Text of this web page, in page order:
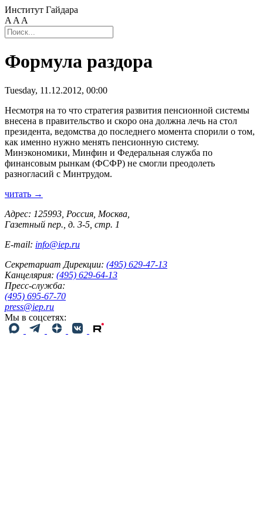
Институт Гайдара
A A A
Формула раздора
Tuesday, 11.12.2012, 00:00
Несмотря на то что стратегия развития пенсионной системы
внесена в правительство и скоро она должна лечь на стол
президента, ведомства до последнего момента спорили о том,
как именно нужно менять пенсионную систему.
Минэкономики, Минфин и Федеральная служба по
финансовым рынкам (ФСФР) не смогли преодолеть
разногласий с Минтрудом.
читать →
Адрес: 125993, Россия, Москва,
Газетный пер., д. 3-5, стр. 1
E-mail: info@iep.ru
Секретариат Дирекции: (495) 629-47-13
Канцелярия: (495) 629-64-13
Пресс-служба:
(495) 695-67-70
press@iep.ru
Мы в соцсетях: